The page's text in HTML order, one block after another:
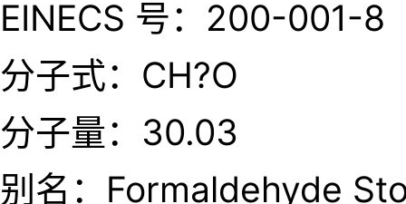
EINECS 号：200-001-8
分子式：CH?O
分子量：30.03
别名：Formaldehyde